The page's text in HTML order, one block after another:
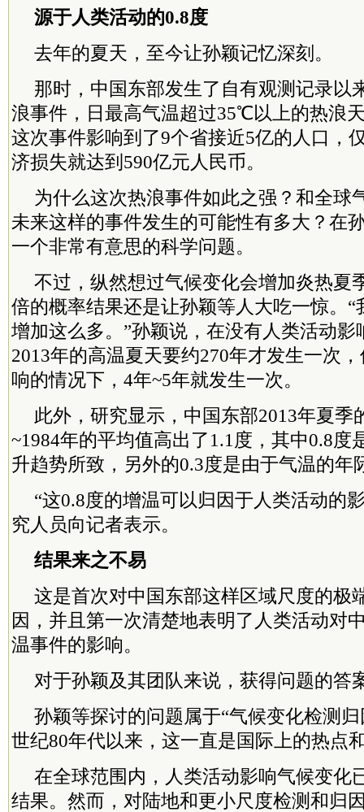
源于人类活动的0.8度
去年的夏天，至今让孙颖记忆深刻。
那时，中国东部发生了自有观测记录以
浪事件，日最高气温超过35℃以上的热浪
这次事件影响到了9个省接近5亿的人口，
济损失就达到590亿元人民币。
为什么这次热浪事件如此之强？和全球
未来这样的事件发生的可能性有多大？在
一个非常有意思的科学问题。
不过，纵然想过气候变化会增加炎热夏
倍的概率结果还是让孙颖等人大吃一惊。
增加这么多。”孙颖说，在没有人类活动影
2013年的高温夏天要约270年才发生一次
响的情况下，4年~5年就发生一次。
此外，研究显示，中国东部2013年夏季
~1984年的平均值高出了1.1度，其中0.8度
升趋势所致，另外的0.3度是由于气温的年
“这0.8度的增温可以归因于人类活动的
究人员向记者表示。
结果来之不易
这是首次对中国东部这样区域尺度的极
因，并且第一次清楚地表明了人类活动对
温事件的影响。
对于孙颖及其团队来说，获得问题的答
孙颖等探讨的问题属于“气候变化检测
世纪80年代以来，这一直是国际上的热点
在全球范围内，人类活动影响气候变化
结果。然而，对陆地和更小尺度检测和归